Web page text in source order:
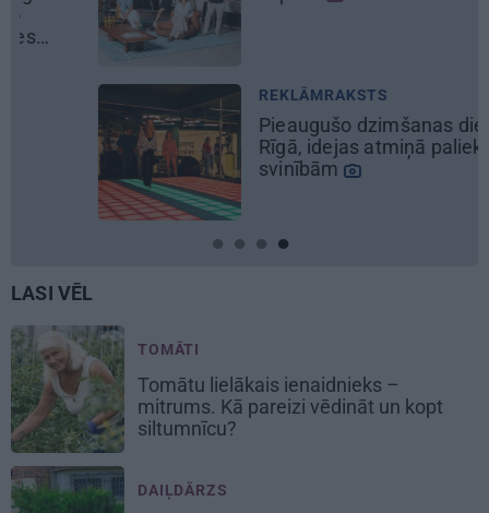
Pieaugušo dzimšanas diena
Rīgā, idejas atmiņā paliekošām
svinībām
LASI VĒL
TOMĀTI
Tomātu lielākais ienaidnieks –
mitrums. Kā pareizi vēdināt un kopt
siltumnīcu?
DAIĻDĀRZS